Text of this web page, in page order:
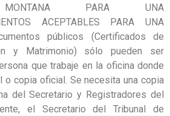
MONTANA PARA UNA
ACEPTABLES PARA UNA
públicos (Certificados de
y Matrimonio) sólo pueden ser
que trabaje en la oficina donde
o copia oficial. Se necesita una copia
del Secretario y Registradores del
el Secretario del Tribunal de